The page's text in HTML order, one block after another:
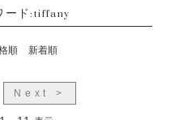
ード:tiffany
順 新着順
Next >